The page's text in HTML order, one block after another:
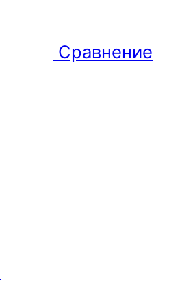
Сравнение